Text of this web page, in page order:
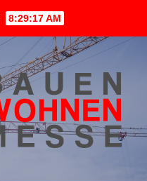
8:29:18 AM